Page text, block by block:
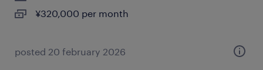
¥320,000 per month
posted 20 february 2026